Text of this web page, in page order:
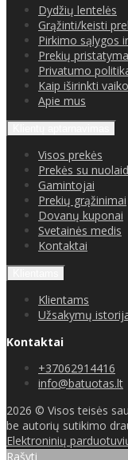
Dydžių lentelės
Grąžinti/keisti
Pirkimo sąlygos
Prekių
Privatumo
Kaip iširinkti
Apie mus
Visos prekės
Prekės su
Gamintojai
Prekių grąžinimai
Dovanų kuponai
Svetainės medis
Kontaktai
Klientams
Užsakymų
Kontaktai
+37062914416
info@batuotas.lt
2026 © Visos teisės
be autorių sutikimo
Elektroninių
Rašyti